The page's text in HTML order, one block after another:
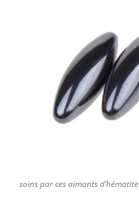
soins par ces aimants d’hématite